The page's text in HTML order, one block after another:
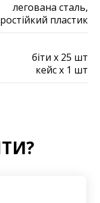
легована сталь,
пластик
біти х 25 шт
кейс х 1 шт